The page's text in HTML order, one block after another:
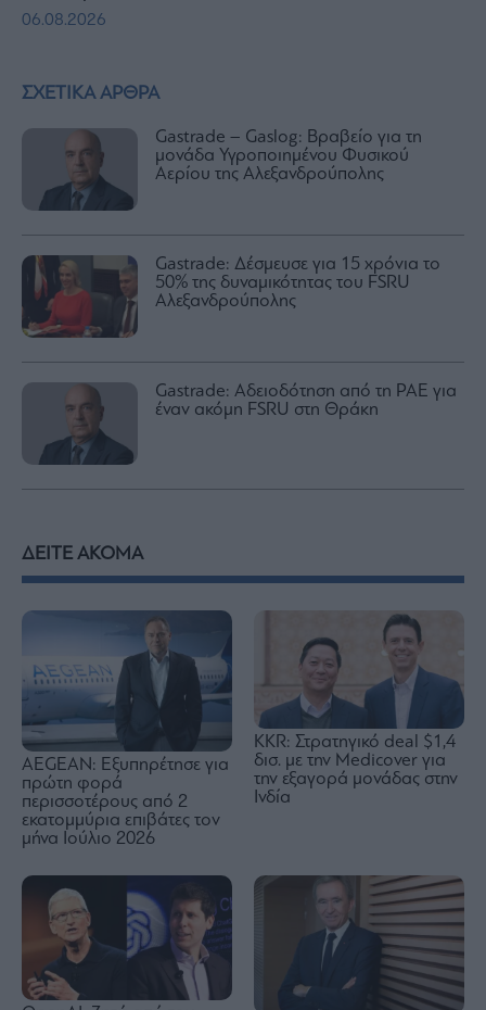
ΣΧΕΤΙΚΑ ΑΡΘΡΑ
Gastrade – Gaslog: Βραβείο για τη
μονάδα Υγροποιημένου Φυσικού
Αερίου της Αλεξανδρούπολης
Gastrade: Δέσμευσε για 15 χρόνια το
50% της δυναμικότητας του FSRU
Αλεξανδρούπολης
Gastrade: Αδειοδότηση από τη ΡΑΕ για
έναν ακόμη FSRU στη Θράκη
06.08.2026
ΔΕΙΤΕ ΑΚΟΜΑ
AEGEAN: Εξυπηρέτησε για
πρώτη φορά
περισσοτέρους από 2
εκατομμύρια επιβάτες τον
μήνα Ιούλιο 2026
KKR: Στρατηγικό deal $1,4
δισ. με την Medicover για
την εξαγορά μονάδας στην
Ινδία